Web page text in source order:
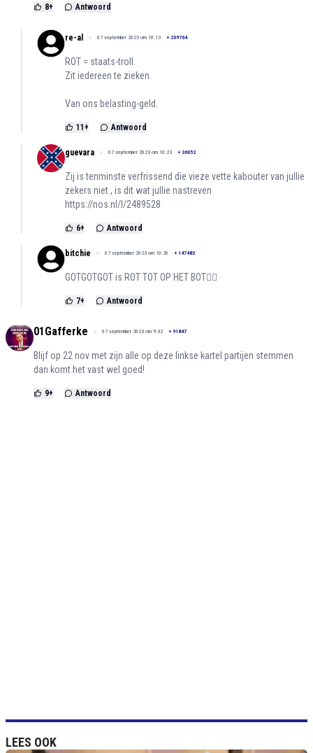
8+ Antwoord
re-al 07 september 2023 om 10:13 + 209764
ROT = staats-troll.
Zit iedereen te zieken.
Van ons belasting-geld.
11 + Antwoord
guevara 07 september 2023 om 10:23 + 36052
Zij is tenminste verfrissend die vieze vette kabouter van jullie
zekers niet , is dit wat jullie nastreven
https://nos.nl/l/2489528
6+ Antwoord
bitchie 07 september 2023 om 10:26 + 147483
GOTGOTGOT is ROT TOT OP HET BOT😮‍💨
7+ Antwoord
01Gafferke 07 september 2023 om 9:32 + 91847
Blijf op 22 nov met zijn alle op deze linkse kartel partijen stemmen
dan komt het vast wel goed!
9+ Antwoord
LEES OOK